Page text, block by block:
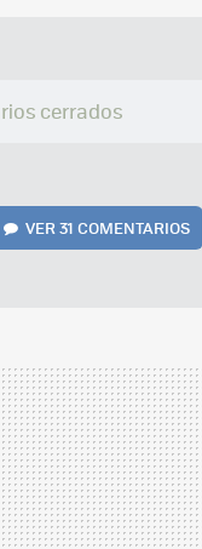
cerrados
VER31 COMENTARIOS